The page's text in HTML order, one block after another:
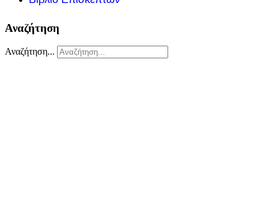
Αναζήτηση
Αναζήτηση...